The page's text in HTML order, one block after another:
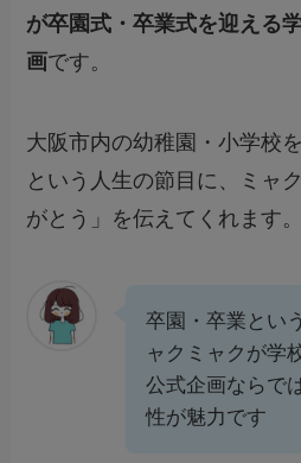
が卒園式・卒業式を迎える
画です。
大阪市内の幼稚園・小学校
という人生の節目に、ミャ
がとう」を伝えてくれます。
卒園・卒業とい
ャクミャクが学
公式企画ならで
性が魅力です